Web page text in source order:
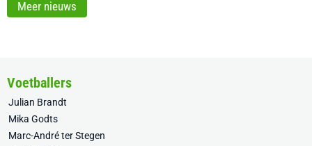
Meer nieuws
Voetballers
Julian Brandt
Mika Godts
Marc-André ter Stegen